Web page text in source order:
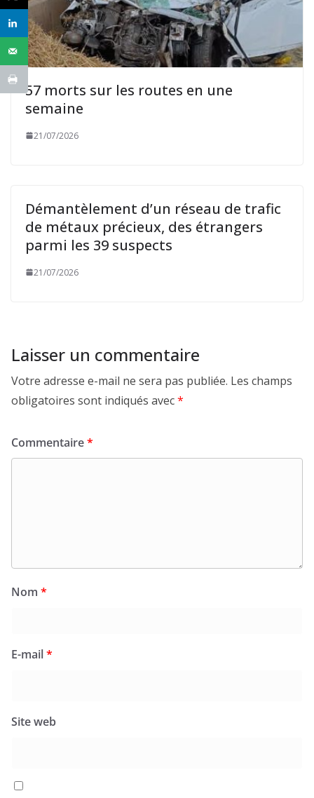
57 morts sur les routes en une
semaine
21/07/2026
Démantèlement d’un réseau de trafic
de métaux précieux, des étrangers
parmi les 39 suspects
21/07/2026
Laisser un commentaire
Votre adresse e-mail ne sera pas publiée. Les champs
obligatoires sont indiqués avec*
Commentaire*
Nom *
E-mail*
Site web